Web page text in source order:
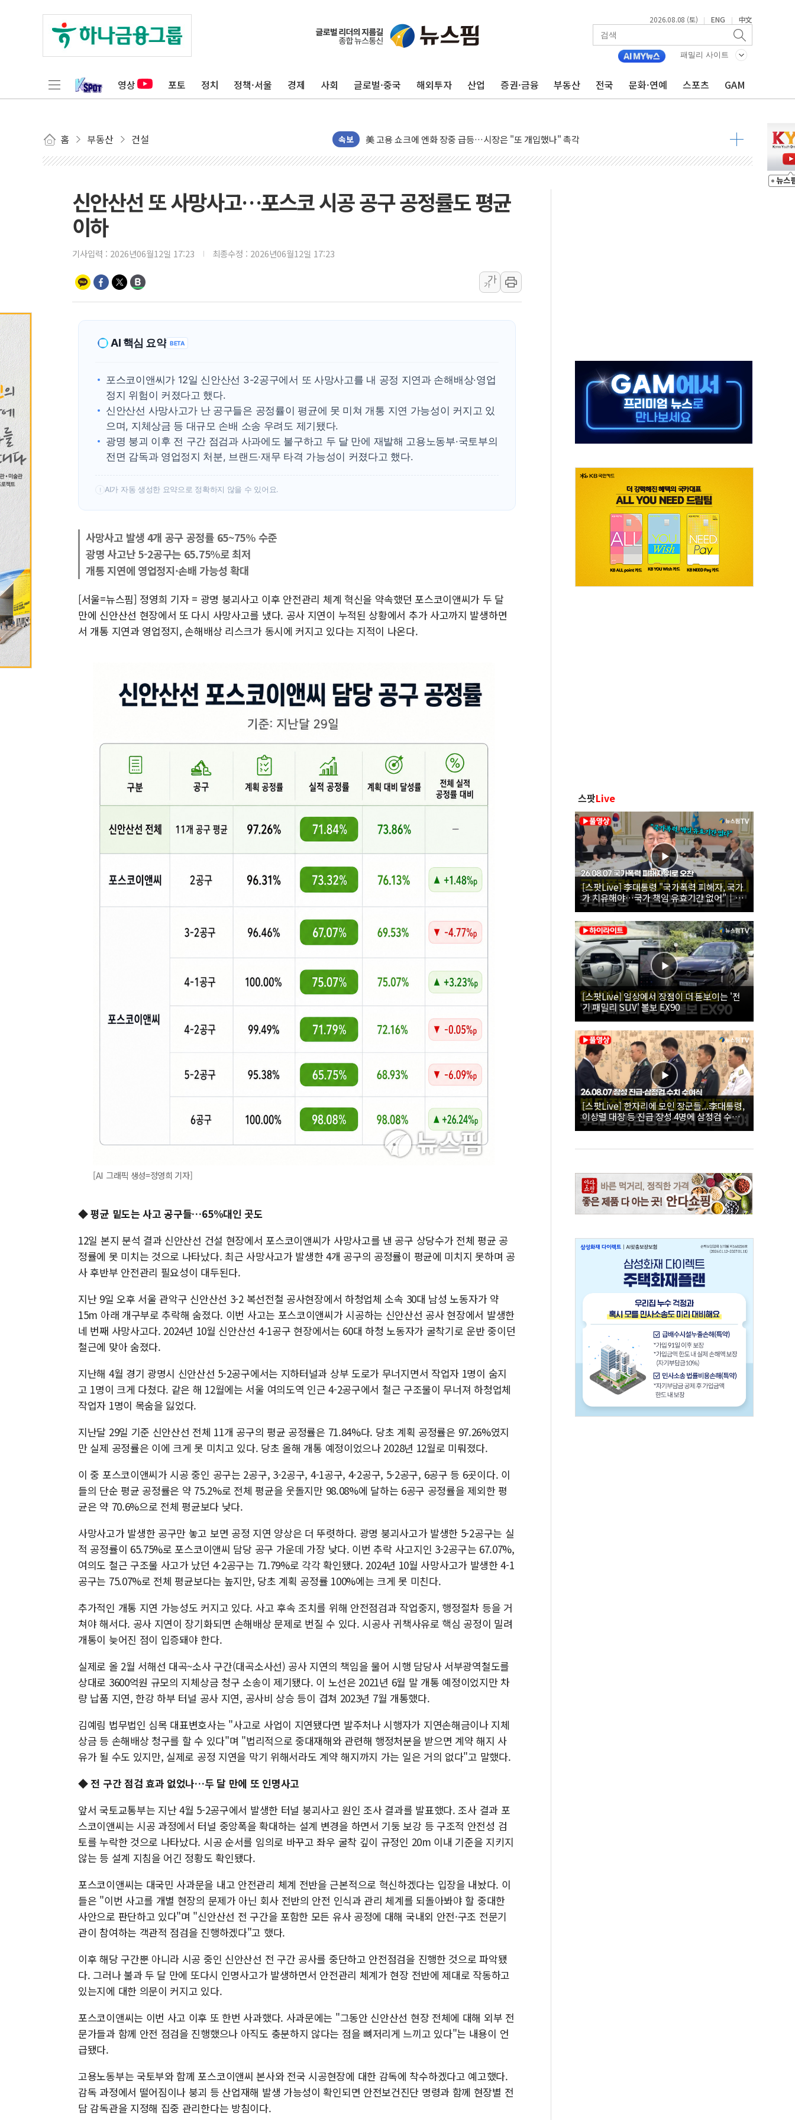
2026.08.08 (토) | ENG | 中文
패밀리 사이트
영상 포토 정치 정책·서울 경제 사회 글로벌·중국 해외투자 산업 증권·금융 부동산 전국 문화·연예 스포츠 GAM
홈 부동산 건설 속보
미 연준 매파 기세 꺾이나…고용 감소에 9월 동결 전망 우세
[종합] 이슬람 수니파 3국, '공동방위협정' 체결… 이스라엘·이란 위협에 맞설 자체 억지력 강화
美 항소법원, 백악관 무도회장 공사 중단 명령…트럼프 제동
이란 핵심 원유 수출항 '하르그섬', 최근 1주일 이상 '올스톱'… 美 해상봉쇄 영향
[AI MY 뉴스] 뉴욕 반도체주 프리뷰...美 고용 쇼크에 반도체주 '활짝'
뉴욕증시 프리뷰, 美 고용 쇼크에 금리 인상 우려 후퇴…나스닥 선물 1%대 상승
[사진] 이슬람 수니파 3개국, 공동방위협정 체결
뉴욕증시 개장 전 특징주...아틀라시안·클라우드플레어·태양광주↑ VS 트레이드데스크·웬디스↓
李 "해남 태양광, 대한민국 다음 100년 밑거름…수도권 집중 완화 전환점"
李 대통령, '6시간 마라톤 부동산 2차 회의' 주재… "전폭적 공급 확대·속도전 총력"
남동발전, 해남군에 국내 최대 규모 400MW 태양광 착공…여의도 1.6배 규모
신안산선 또 사망사고…포스코 시공 공구 공정률도 평균
이하
기사입력 : 2026년06월12일 17:23 최종수정 : 2026년06월12일 17:23
가
가
AI 핵심 요약 BETA
포스코이앤씨가 12일 신안산선 3-2공구에서 또 사망사고를 내 공정 지연과 손해배상·영업
정지 위험이 커졌다고 했다.
신안산선 사망사고가 난 공구들은 공정률이 평균에 못 미쳐 개통 지연 가능성이 커지고 있
으며, 지체상금 등 대규모 손배 소송 우려도 제기됐다.
광명 붕괴 이후 전 구간 점검과 사과에도 불구하고 두 달 만에 재발해 고용노동부·국토부의
전면 감독과 영업정지 처분, 브랜드·재무 타격 가능성이 커졌다고 했다.
! AI가 자동 생성한 요약으로 정확하지 않을 수 있어요.
사망사고 발생 4개 공구 공정률 65~75% 수준
광명 사고난 5-2공구는 65.75%로 최저
개통 지연에 영업정지·손배 가능성 확대
[서울=뉴스핌] 정영희 기자 = 광명 붕괴사고 이후 안전관리 체계 혁신을 약속했던 포스코이앤씨가 두 달
만에 신안산선 현장에서 또 다시 사망사고를 냈다. 공사 지연이 누적된 상황에서 추가 사고까지 발생하면
서 개통 지연과 영업정지, 손해배상 리스크가 동시에 커지고 있다는 지적이 나온다.
[AI 그래픽 생성=정영희 기자]
◆ 평균 밑도는 사고 공구들…65%대인 곳도
12일 본지 분석 결과 신안산선 건설 현장에서 포스코이앤씨가 사망사고를 낸 공구 상당수가 전체 평균 공
정률에 못 미치는 것으로 나타났다. 최근 사망사고가 발생한 4개 공구의 공정률이 평균에 미치지 못하며 공
사 후반부 안전관리 필요성이 대두된다.
지난 9일 오후 서울 관악구 신안산선 3-2 복선전철 공사현장에서 하청업체 소속 30대 남성 노동자가 약
15m 아래 개구부로 추락해 숨졌다. 이번 사고는 포스코이앤씨가 시공하는 신안산선 공사 현장에서 발생한
네 번째 사망사고다. 2024년 10월 신안산선 4-1공구 현장에서는 60대 하청 노동자가 굴착기로 운반 중이던
철근에 맞아 숨졌다.
지난해 4월 경기 광명시 신안산선 5-2공구에서는 지하터널과 상부 도로가 무너지면서 작업자 1명이 숨지
고 1명이 크게 다쳤다. 같은 해 12월에는 서울 여의도역 인근 4-2공구에서 철근 구조물이 무너져 하청업체
작업자 1명이 목숨을 잃었다.
지난달 29일 기준 신안산선 전체 11개 공구의 평균 공정률은 71.84%다. 당초 계획 공정률은 97.26%였지
만 실제 공정률은 이에 크게 못 미치고 있다. 당초 올해 개통 예정이었으나 2028년 12월로 미뤄졌다.
이 중 포스코이앤씨가 시공 중인 공구는 2공구, 3-2공구, 4-1공구, 4-2공구, 5-2공구, 6공구 등 6곳이다. 이
들의 단순 평균 공정률은 약 75.2%로 전체 평균을 웃돌지만 98.08%에 달하는 6공구 공정률을 제외한 평
균은 약 70.6%으로 전체 평균보다 낮다.
사망사고가 발생한 공구만 놓고 보면 공정 지연 양상은 더 뚜렷하다. 광명 붕괴사고가 발생한 5-2공구는 실
적 공정률이 65.75%로 포스코이앤씨 담당 공구 가운데 가장 낮다. 이번 추락 사고지인 3-2공구는 67.07%,
여의도 철근 구조물 사고가 났던 4-2공구는 71.79%로 각각 확인됐다. 2024년 10월 사망사고가 발생한 4-1
공구는 75.07%로 전체 평균보다는 높지만, 당초 계획 공정률 100%에는 크게 못 미친다.
추가적인 개통 지연 가능성도 커지고 있다. 사고 후속 조치를 위해 안전점검과 작업중지, 행정절차 등을 거
쳐야 해서다. 공사 지연이 장기화되면 손해배상 문제로 번질 수 있다. 시공사 귀책사유로 핵심 공정이 밀려
개통이 늦어진 점이 입증돼야 한다.
실제로 올 2월 서해선 대곡~소사 구간(대곡소사선) 공사 지연의 책임을 물어 시행 담당사 서부광역철도를
상대로 3600억원 규모의 지체상금 청구 소송이 제기됐다. 이 노선은 2021년 6월 말 개통 예정이었지만 차
량 납품 지연, 한강 하부 터널 공사 지연, 공사비 상승 등이 겹쳐 2023년 7월 개통했다.
김예림 법무법인 심목 대표변호사는 "사고로 사업이 지연됐다면 발주처나 시행자가 지연손해금이나 지체
상금 등 손해배상 청구를 할 수 있다"며 "법리적으로 중대재해와 관련해 행정처분을 받으면 계약 해지 사
유가 될 수도 있지만, 실제로 공정 지연을 막기 위해서라도 계약 해지까지 가는 일은 거의 없다"고 말했다.
◆ 전 구간 점검 효과 없었나…두 달 만에 또 인명사고
앞서 국토교통부는 지난 4월 5-2공구에서 발생한 터널 붕괴사고 원인 조사 결과를 발표했다. 조사 결과 포
스코이앤씨는 시공 과정에서 터널 중앙폭을 확대하는 설계 변경을 하면서 기둥 보강 등 구조적 안전성 검
토를 누락한 것으로 나타났다. 시공 순서를 임의로 바꾸고 좌우 굴착 깊이 규정인 20m 이내 기준을 지키지
않는 등 설계 지침을 어긴 정황도 확인됐다.
포스코이앤씨는 대국민 사과문을 내고 안전관리 체계 전반을 근본적으로 혁신하겠다는 입장을 내놨다. 이
들은 "이번 사고를 개별 현장의 문제가 아닌 회사 전반의 안전 인식과 관리 체계를 되돌아봐야 할 중대한
사안으로 판단하고 있다"며 "신안산선 전 구간을 포함한 모든 유사 공정에 대해 국내외 안전·구조 전문기
관이 참여하는 객관적 점검을 진행하겠다"고 했다.
이후 해당 구간뿐 아니라 시공 중인 신안산선 전 구간 공사를 중단하고 안전점검을 진행한 것으로 파악됐
다. 그러나 불과 두 달 만에 또다시 인명사고가 발생하면서 안전관리 체계가 현장 전반에 제대로 작동하고
있는지에 대한 의문이 커지고 있다.
포스코이앤씨는 이번 사고 이후 또 한번 사과했다. 사과문에는 "그동안 신안산선 현장 전체에 대해 외부 전
문가들과 함께 안전 점검을 진행했으나 아직도 충분하지 않다는 점을 뼈저리게 느끼고 있다"는 내용이 언
급됐다.
고용노동부는 국토부와 함께 포스코이앤씨 본사와 전국 시공현장에 대한 감독에 착수하겠다고 예고했다.
감독 과정에서 떨어짐이나 붕괴 등 산업재해 발생 가능성이 확인되면 안전보건진단 명령과 함께 현장별 전
담 감독관을 지정해 집중 관리한다는 방침이다.
스팟Live
[스팟Live] 李대통령 "국가폭력 피해자, 국가
가 치유해야…국가 책임 유효기간 없어"｜
26.08.07 국가폭력 피해자 위로 오찬
[스팟Live] 일상에서 장점이 더 돋보이는 '전
기 패밀리 SUV' 볼보 EX90
[스팟Live] 한자리에 모인 장군들...李대통령,
이상렬 대장 등 진급 장성 4명에 삼정검 수치
직접 수여｜26.08.07 장성 진급·삼정검 수치